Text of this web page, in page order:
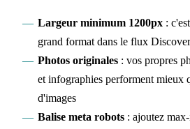
Largeur minimum 1200px:
grand format dans le flux Discover
Photos originales: vos propres
et infographies performent mieux
d'images
Balise meta robots: ajoutez